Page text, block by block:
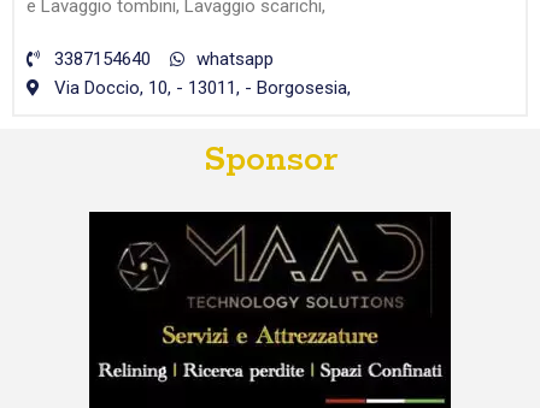
e Lavaggio tombini, Lavaggio scarichi,
3387154640
whatsapp
Via Doccio, 10, - 13011, - Borgosesia,
Sponsor